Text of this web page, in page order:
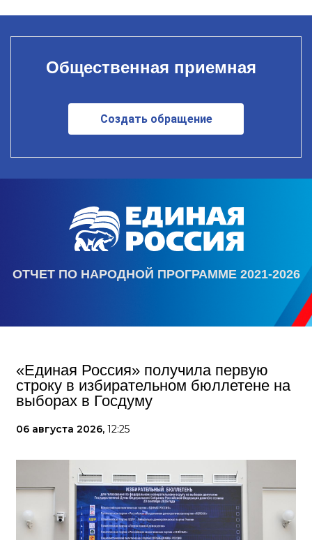
Общественная приемная
Создать обращение
ОТЧЕТ ПО НАРОДНОЙ ПРОГРАММЕ 2021-2026
«Единая Россия» получила первую
строку в избирательном бюллетене на
выборах в Госдуму
06 августа 2026, 12:25